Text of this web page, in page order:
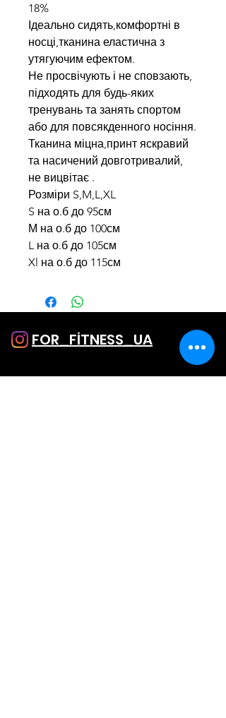
18%
Ідеально сидять,комфортні в
носці,тканина еластична з
утягуючим ефектом.
Не просвічують і не сповзають,
підходять для будь-яких
тренувань та занять спортом
або для повсякденного носіння.
Тканина міцна,принт яскравий
та насичений довготривалий,
не вицвітає .
Розміри S,M,L,XL
S на о.б до 95см
М на о.б до 100см
L на о.б до 105см
Xl на о.б до 115см
FOR_FİTNESS_UA